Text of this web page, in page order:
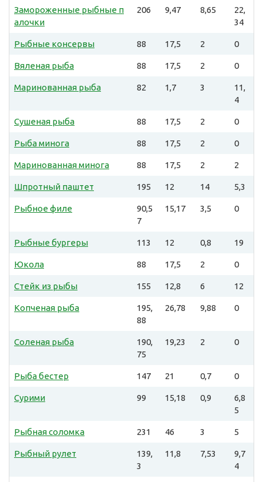
Замороженные рыбные п
алочки
206 9,47 8,65
22,
34
Рыбные консервы 88 17,5 2 0
Вяленая рыба 88 17,5 2 0
Маринованная рыба 82 1,7 3
11,
4
Сушеная рыба 88 17,5 2 0
Рыба минога 88 17,5 2 0
Маринованная минога 88 17,5 2 2
Шпротный паштет 195 12 14 5,3
Рыбное филе
90,5
7
15,17 3,5 0
Рыбные бургеры 113 12 0,8 19
Юкола 88 17,5 2 0
Стейк из рыбы 155 12,8 6 12
Копченая рыба
195,
88
26,78 9,88 0
Соленая рыба
190,
75
19,23 2 0
Рыба бестер 147 21 0,7 0
Сурими 99 15,18 0,9
6,8
5
Рыбная соломка 231 46 3 5
Рыбный рулет
139,
3
11,8 7,53
9,7
4